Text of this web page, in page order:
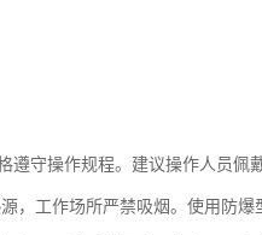
守操作规程。建议操作人员佩
，工作场所严禁吸烟。使用防爆